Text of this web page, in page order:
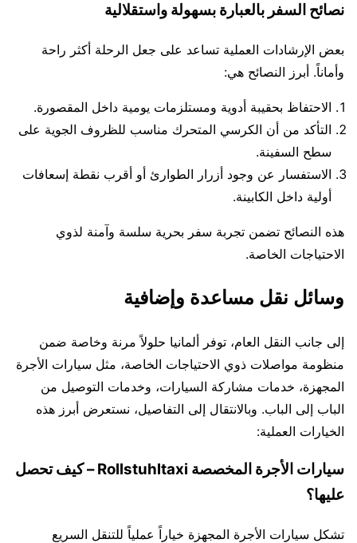
نصائح السفر بالعبارة بسهولة واستقلالية
بعض الإرشادات العملية تساعد على جعل الرحلة أكثر راحة
وأماناً. أبرز النصائح هي:
الاحتفاظ بحقيبة أدوية ومستلزمات يومية داخل المقصورة.
التأكد من أن الكرسي المتحرك مناسب للظروف الجوية على
سطح السفينة.
الاستفسار عن وجود أزرار الطوارئ أو أقرب نقطة إسعافات
أولية داخل الكابينة.
هذه النصائح تضمن تجربة سفر بحرية سلسة وآمنة لذوي
الاحتياجات الخاصة.
وسائل نقل مساعدة وإضافية
إلى جانب النقل العام، توفر ألمانيا حلولاً مرنة وخاصة ضمن
منظومة مواصلات ذوي الاحتياجات الخاصة، مثل سيارات الأجرة
المجهزة، خدمات مشاركة السيارات، وخدمات التوصيل من
الباب إلى الباب. وبالانتقال إلى التفاصيل، نستعرض أبرز هذه
الخيارات العملية:
سيارات الأجرة المخصصة Rollstuhltaxi – كيف تحصل
عليها؟
تشكل سيارات الأجرة المجهزة خياراً عملياً للتنقل السريع